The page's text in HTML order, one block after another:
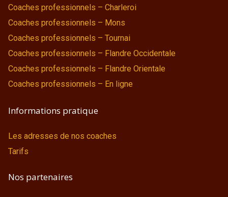
Coaches professionnels – Charleroi
Coaches professionnels – Mons
Coaches professionnels – Tournai
Coaches professionnels – Flandre Occidentale
Coaches professionnels – Flandre Orientale
Coaches professionnels – En ligne
Informations pratique
Les adresses de nos coaches
Tarifs
Nos partenaires